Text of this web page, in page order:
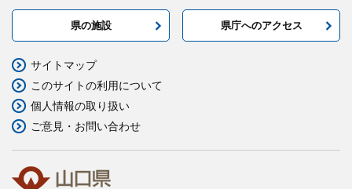
県の施設 県庁へのアクセス
サイトマップ
このサイトの利用について
個人情報の取り扱い
ご意見・お問い合わせ